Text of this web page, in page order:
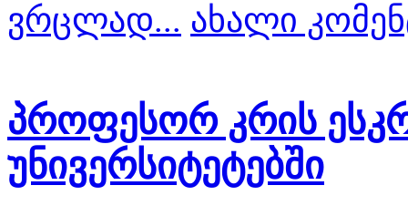
ვრცლად... ახალი
პროფესორ კრის
უნივერსიტეტებში